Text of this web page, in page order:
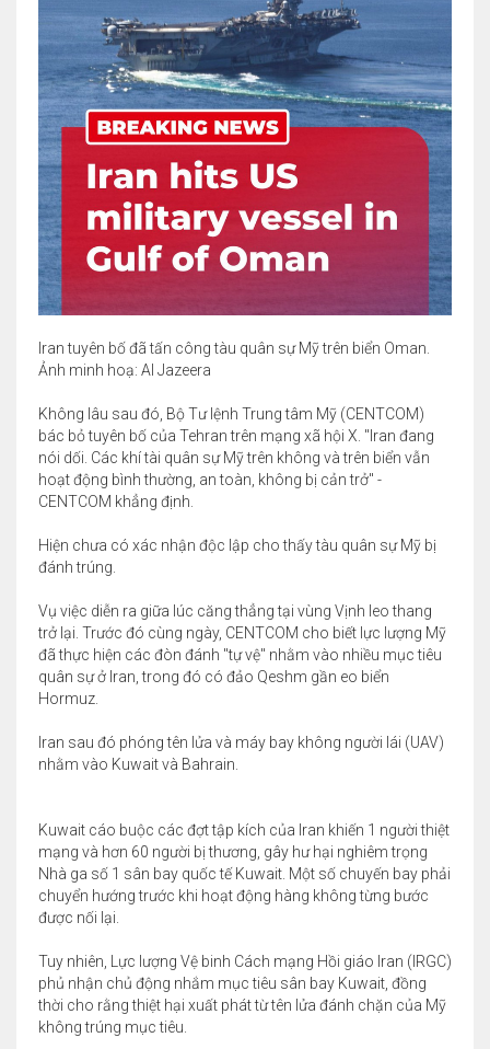
Iran tuyên bố đã tấn công tàu quân sự Mỹ trên biển Oman.
Ảnh minh hoạ: Al Jazeera
Không lâu sau đó, Bộ Tư lệnh Trung tâm Mỹ (CENTCOM)
bác bỏ tuyên bố của Tehran trên mạng xã hội X. "Iran đang
nói dối. Các khí tài quân sự Mỹ trên không và trên biển vẫn
hoạt động bình thường, an toàn, không bị cản trở" -
CENTCOM khẳng định.
Hiện chưa có xác nhận độc lập cho thấy tàu quân sự Mỹ bị
đánh trúng.
Vụ việc diễn ra giữa lúc căng thẳng tại vùng Vịnh leo thang
trở lại. Trước đó cùng ngày, CENTCOM cho biết lực lượng Mỹ
đã thực hiện các đòn đánh "tự vệ" nhằm vào nhiều mục tiêu
quân sự ở Iran, trong đó có đảo Qeshm gần eo biển
Hormuz.
Iran sau đó phóng tên lửa và máy bay không người lái (UAV)
nhằm vào Kuwait và Bahrain.
Kuwait cáo buộc các đợt tập kích của Iran khiến 1 người thiệt
mạng và hơn 60 người bị thương, gây hư hại nghiêm trọng
Nhà ga số 1 sân bay quốc tế Kuwait. Một số chuyến bay phải
chuyển hướng trước khi hoạt động hàng không từng bước
được nối lại.
Tuy nhiên, Lực lượng Vệ binh Cách mạng Hồi giáo Iran (IRGC)
phủ nhận chủ động nhắm mục tiêu sân bay Kuwait, đồng
thời cho rằng thiệt hại xuất phát từ tên lửa đánh chặn của Mỹ
không trúng mục tiêu.